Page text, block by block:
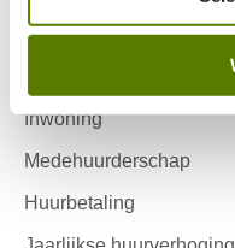
Onderhouds ABC
Inwoning
Medehuurderschap
Huurbetaling